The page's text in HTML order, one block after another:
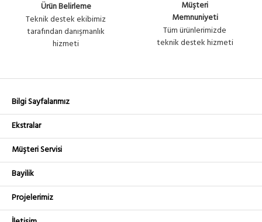
Ürün Belirleme
Teknik destek ekibimiz
tarafından danışmanlık
hizmeti
Müşteri
Memnuniyeti
Tüm ürünlerimizde
teknik destek hizmeti
Bilgi Sayfalarımız
Ekstralar
Müşteri Servisi
Bayilik
Projelerimiz